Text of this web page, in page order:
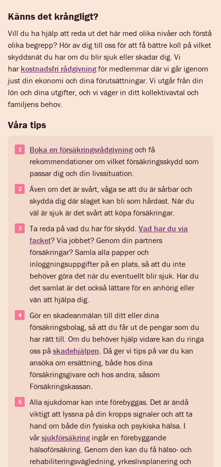
Känns det krångligt?
Vill du ha hjälp att reda ut det här med olika nivåer och förstå
olika begrepp? Hör av dig till oss för att få bättre koll på vilket
skyddsnät du har om du blir sjuk eller skadar dig. Vi
har kostnadsfri rådgivningför medlemmar där vi går igenom
just din ekonomi och dina förutsättningar. Vi utgår från din
lön och dina utgifter, och vi väger in ditt kollektivavtal och
familjens behov.
Våra tips
Boka en försäkringsrådgivningoch få
rekommendationer om vilket försäkringsskydd som
passar dig och din livssituation.
Även om det är svårt, våga se att du är sårbar och
skydda dig där slaget kan bli som hårdast. När du
väl är sjuk är det svårt att köpa försäkringar.
Ta reda på vad du har för skydd. Vad har du via
facket? Via jobbet? Genom din partners
försäkringar? Samla alla papper och
inloggningsuppgifter på en plats, så att du inte
behöver göra det när du eventuellt blir sjuk. Har du
det samlat är det också lättare för en anhörig eller
vän att hjälpa dig.
Gör en skadeanmälan till ditt eller dina
försäkringsbolag, så att du får ut de pengar som du
har rätt till. Om du behöver hjälp vidare kan du ringa
oss på skadehjälpen . Då ger vi tips på var du kan
ansöka om ersättning, både hos dina
försäkringsgivare och hos andra, såsom
Försäkringskassan.
Alla sjukdomar kan inte förebyggas. Det är ändå
viktigt att lyssna på din kropps signaler och att ta
hand om både din fysiska och psykiska hälsa. I
vår sjukförsäkringingår en förebyggande
hälsoförsäkring. Genom den kan du få hälso- och
rehabiliteringsvägledning, yrkeslivsplanering och